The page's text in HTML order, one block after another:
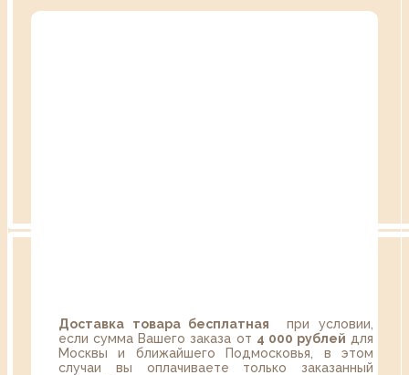
Доставка товара бесплатная при условии,
если сумма Вашего заказа от 4 000 рублей для
Москвы и ближайшего Подмосковья, в этом
случаи вы оплачиваете только заказанный